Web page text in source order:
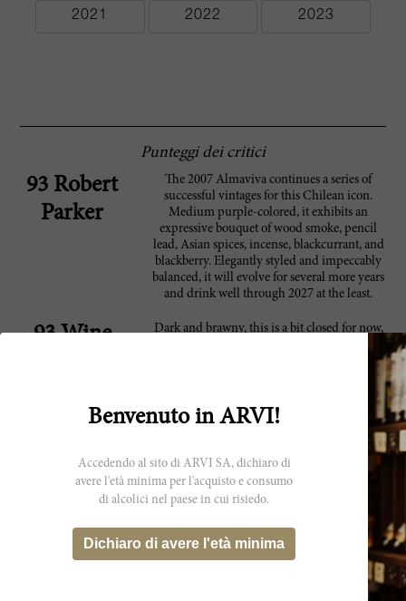
2021 2022 2023
Punteggi dei critici
93 Robert
Parker
The 2007 Almaviva continues a series of
successful vintages for this Chilean icon.
Medium purple-colored, it exhibits an
expressive bouquet of wood smoke, pencil
lead, Asian spices, incense, blackcurrant, and
blackberry. Elegantly styled and impeccably
balanced, it will evolve for several more years
and drink well through 2027 at the least.
93 Wine
Dark and brawny, this is a bit closed for now,
licorice notes in reserve. The broad, tannic
finish has excellent drive and grip. Cabernet
Merlot.--Non-blind Viña Almaviva vertical
(January 2011). Best from 2012 through
Baron Philippe de
La joint venture tra una delle più
grandi cantine commerciali del
Cile, Concha y Toro, e la famiglia
più famosa di Bordeaux, Mouton-
Benvenuto in ARVI!
Accedendo al sito di ARVI SA, dichiaro di
avere l'età minima per l'acquisto e consumo
di alcolici nel paese in cui risiedo.
Dichiaro di avere l'età minima